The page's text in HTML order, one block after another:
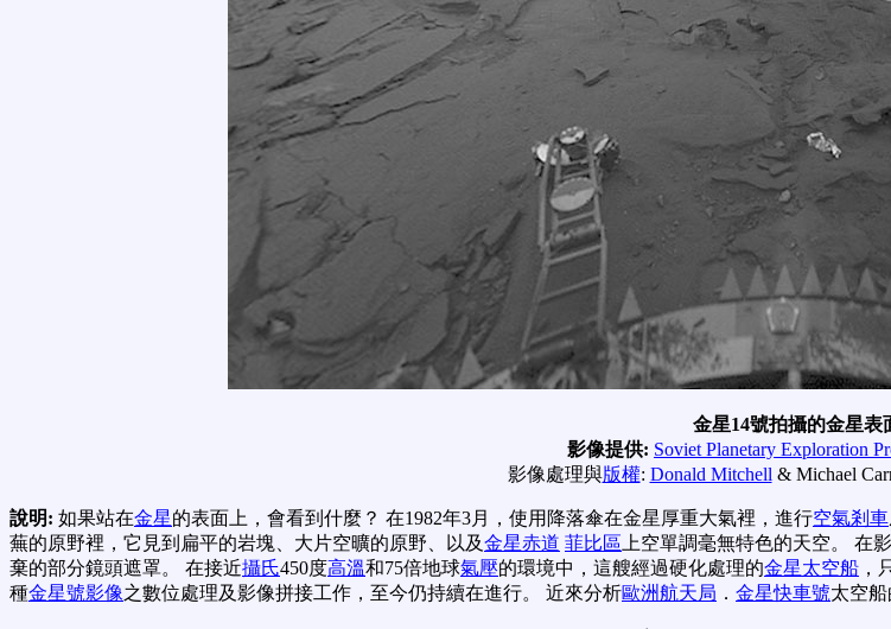
金星14號拍攝的金星表
影像提供: Soviet Planetary Exploration
影像處理與版權: Donald Mitchell & Michael
說明: 如果站在金星的表面上，會看到什麼？ 在1982年3月，使用降落傘在金星厚重大氣裡，進行空氣剎車
蕪的原野裡，它見到扁平的岩塊、大片空曠的原野、以及金星赤道 菲比區 上空單調毫無特色的天空。 在
棄的部分鏡頭遮罩。 在接近攝氏450度高溫和75倍地球氣壓的環境中，這艘經過硬化處理的金星太空船 ，
種金星號影像之數位處理及影像拼接工作，至今仍持續在進行。 近來分析歐洲航天局 ． 金星快車號太空船